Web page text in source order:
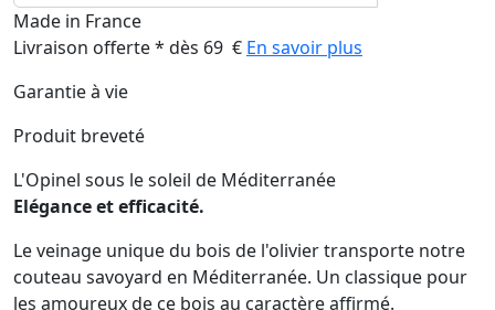
Made in France
Livraison offerte * dès 69 € En savoir plus
Garantie à vie
Produit breveté
L'Opinel sous le soleil de Méditerranée
Elégance et efficacité.
Le veinage unique du bois de l'olivier transporte notre
couteau savoyard en Méditerranée. Un classique pour
les amoureux de ce bois au caractère affirmé.